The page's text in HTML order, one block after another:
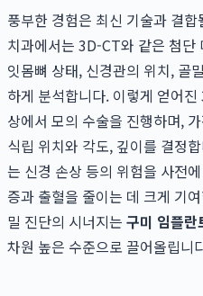
풍부한 경험은 최신 기술과 결
치과에서는 3D-CT와 같은 첨단
잇몸뼈 상태, 신경관의 위치, 골
하게 분석합니다. 이렇게 얻어
상에서 모의 수술을 진행하며,
식립 위치와 각도, 깊이를 결정
는 신경 손상 등의 위험을 사전
증과 출혈을 줄이는 데 크게 기
밀 진단의 시너지는 구미 임플란
차원 높은 수준으로 끌어올립니